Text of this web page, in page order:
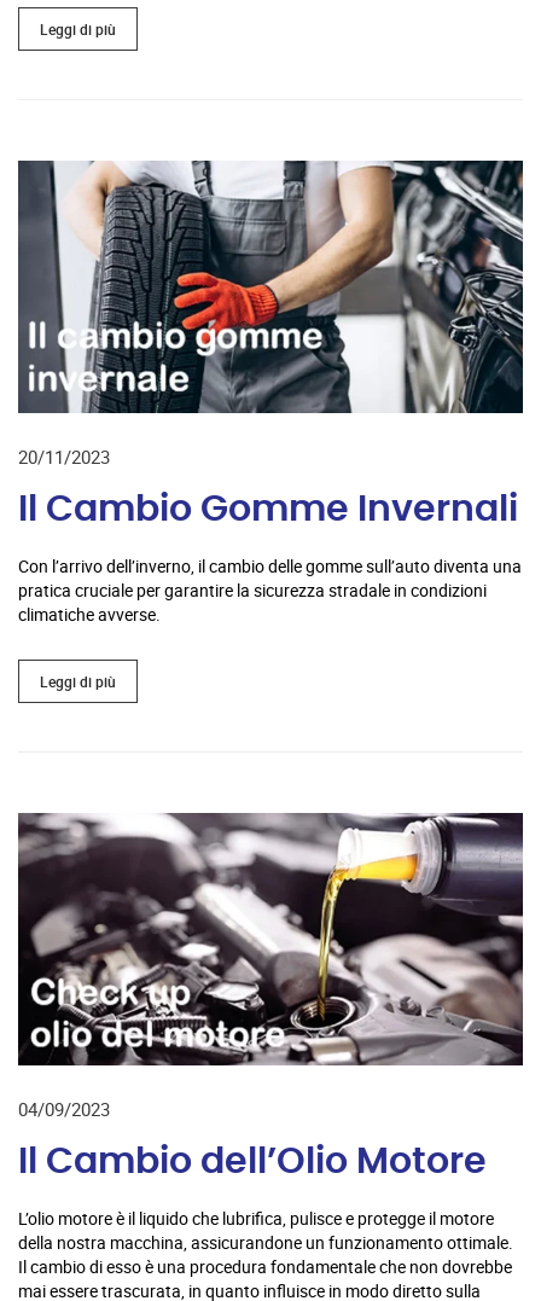
Leggi di più
20/11/2023
Il Cambio Gomme Invernali
Con l’arrivo dell’inverno, il cambio delle gomme sull’auto diventa una
pratica cruciale per garantire la sicurezza stradale in condizioni
climatiche avverse.
Leggi di più
04/09/2023
Il Cambio dell’Olio Motore
L’olio motore è il liquido che lubrifica, pulisce e protegge il motore
della nostra macchina, assicurandone un funzionamento ottimale.
Il cambio di esso è una procedura fondamentale che non dovrebbe
mai essere trascurata, in quanto influisce in modo diretto sulla